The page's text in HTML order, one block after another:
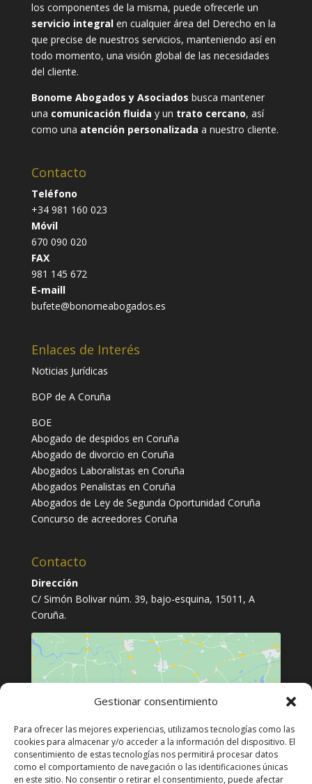
Gestionar consentimiento
Para ofrecer las mejores experiencias, utilizamos tecnologías como las
cookies para almacenar y/o acceder a la información del dispositivo. El
consentimiento de estas tecnologías nos permitirá procesar datos
como el comportamiento de navegación o las identificaciones únicas
en este sitio. No consentir o retirar el consentimiento, puede afectar
los componentes de la misma, puede ofrecerle un
servicio integralen cualquier área del Derecho en la
que precise de nuestros servicios, manteniendo así en
todo momento, una visión global de las necesidades
del cliente.
Bonome Abogados y Asociados busca mantener
una comunicación fluida y un trato cercano, así
como una atención personalizada a nuestro cliente.
Contacto
Teléfono
+34 981 160 023
Móvil
670 090 020
FAX
981 145 672
E-maill
bufete@bonomeabogados.es
Enlaces de Interés
Noticias Jurídicas
BOP de A Coruña
BOE
Abogado de despidos en Coruña
Abogado de divorcio en Coruña
Abogados Laboralistas en Coruña
Abogados Penalistas en Coruña
Abogados de Ley de Segunda Oportunidad Coruña
Concurso de acreedores Coruña
Contacto
Dirección
C/ Simón Bolivar núm. 39, bajo-esquina, 15011, A
Coruña.
marketing y permitir este contenido